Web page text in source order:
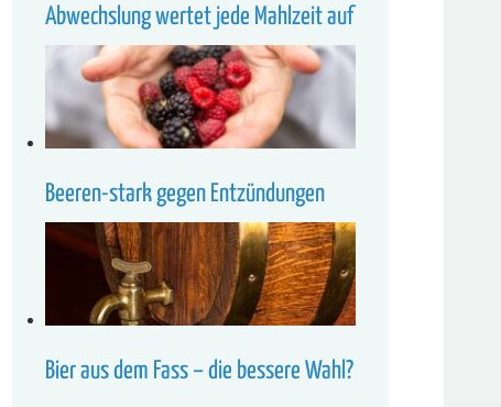
Abwechslung wertet jede Mahlzeit auf
Beeren-stark gegen Entzündungen
Bier aus dem Fass – die bessere Wahl?